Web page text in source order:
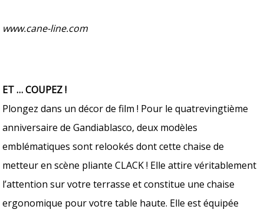
www.cane-line.com
ET … COUPEZ !
Plongez dans un décor de film ! Pour le quatrevingtième
anniversaire de Gandiablasco, deux modèles
emblématiques sont relookés dont cette chaise de
metteur en scène pliante CLACK ! Elle attire véritablement
l’attention sur votre terrasse et constitue une chaise
ergonomique pour votre table haute. Elle est équipée